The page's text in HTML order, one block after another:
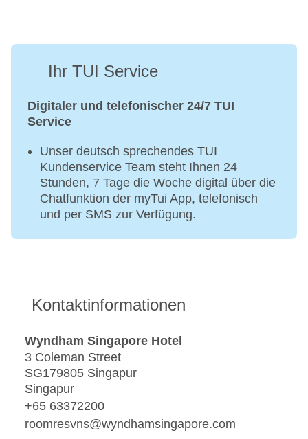
Ihr TUI Service
Digitaler und telefonischer 24/7 TUI
Service
Unser deutsch sprechendes TUI
Kundenservice Team steht Ihnen 24
Stunden, 7 Tage die Woche digital über die
Chatfunktion der myTui App, telefonisch
und per SMS zur Verfügung.
Kontaktinformationen
Wyndham Singapore Hotel
3 Coleman Street
SG179805 Singapur
Singapur
+65 63372200
roomresvns@wyndhamsingapore.com